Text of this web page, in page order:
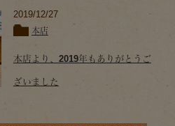
2019/12/27
本店
本店より、2019年もありがとうご
ざいました